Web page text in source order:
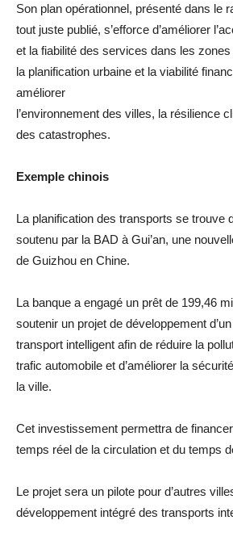
Son plan opérationnel, présenté dans le
tout juste publié, s’efforce d’améliorer
et la fiabilité des services dans les
la planification urbaine et la viabilité
améliorer
l’environnement des villes, la résilience
des catastrophes.
Exemple chinois
La planification des transports se trouve
soutenu par la BAD à Gui’an, une
de Guizhou en Chine.
La banque a engagé un prêt de 199,46
soutenir un projet de développement
transport intelligent afin de réduire la
trafic automobile et d’améliorer la
la ville.
Cet investissement permettra de
temps réel de la circulation et du temps
Le projet sera un pilote pour d’autres
développement intégré des transports